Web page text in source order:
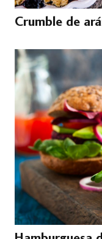
Crumble de